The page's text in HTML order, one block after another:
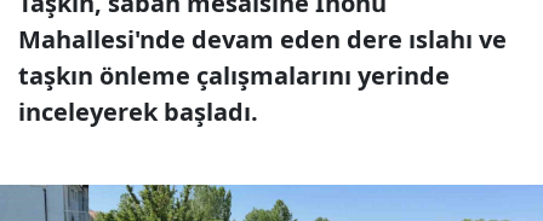
Mahallesi'nde devam eden dere ıslahı ve
taşkın önleme çalışmalarını yerinde
inceleyerek başladı.